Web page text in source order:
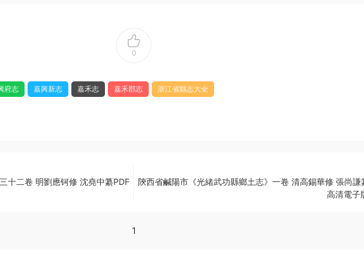
0
府志 嘉興新志 嘉禾志 嘉禾郡志 浙江省縣志大全
十二卷 明劉應钶修 沈堯中纂PDF
陝西省鹹陽市《光緒武功縣鄉土志》一卷 清高錫華修 張尚謙
高清電子
1